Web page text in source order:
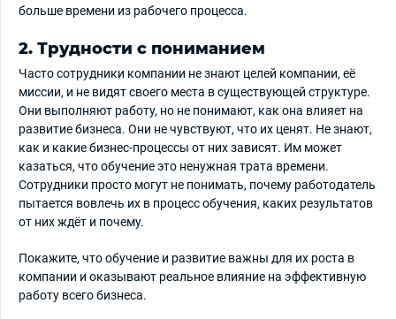
больше времени из рабочего процесса.
2. Трудности с пониманием
Часто сотрудники компании не знают целей компании, её
миссии, и не видят своего места в существующей структуре.
Они выполняют работу, но не понимают, как она влияет на
развитие бизнеса. Они не чувствуют, что их ценят. Не знают,
как и какие бизнес-процессы от них зависят. Им может
казаться, что обучение это ненужная трата времени.
Сотрудники просто могут не понимать, почему работодатель
пытается вовлечь их в процесс обучения, каких результатов
от них ждёт и почему.
Покажите, что обучение и развитие важны для их роста в
компании и оказывают реальное влияние на эффективную
работу всего бизнеса.